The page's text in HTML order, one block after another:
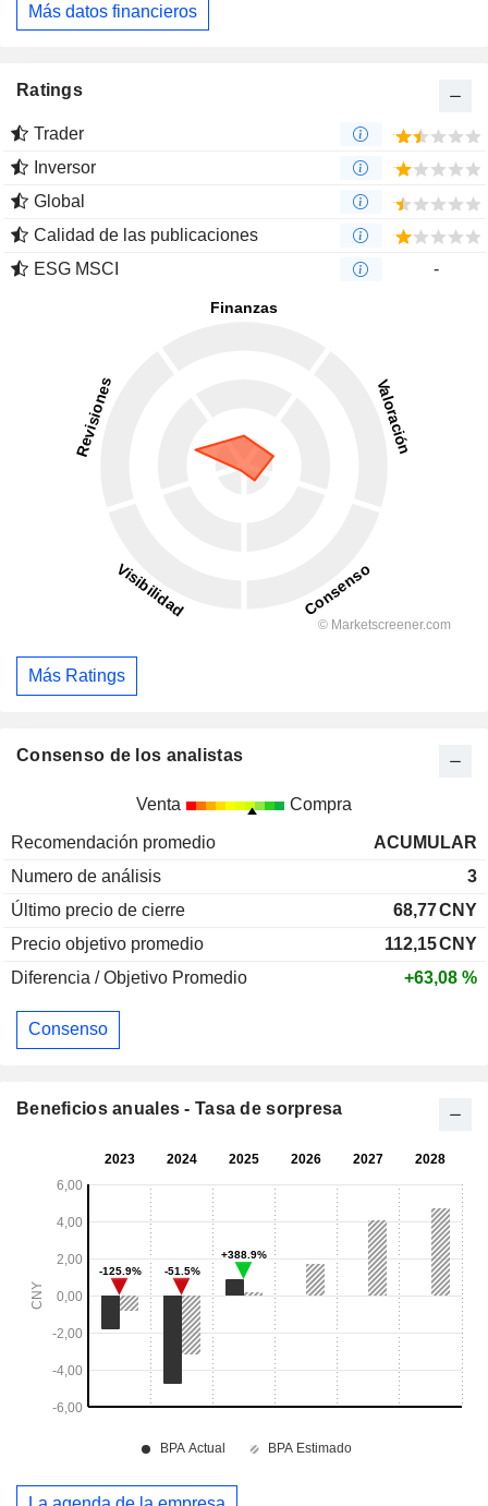
Más datos financieros
Ratings
Trader
Inversor
Global
Calidad de las publicaciones
ESG MSCI
-
Más Ratings
Consenso de los analistas
Venta Compra
Recomendación promedio
ACUMULAR
Numero de análisis
3
Último precio de cierre
68,77CNY
Precio objetivo promedio
112,15CNY
Diferencia / Objetivo Promedio
+63,08 %
Consenso
Beneficios anuales - Tasa de sorpresa